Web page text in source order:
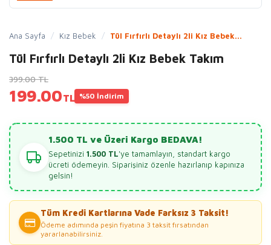
Ana Sayfa / Kız Bebek / Tül Fırfırlı Detaylı 2li Kız Bebek...
Tül Fırfırlı Detaylı 2li Kız Bebek Takım
399.00 TL
199.00TL %50 İndirim
1.500 TL ve Üzeri Kargo BEDAVA!
Sepetinizi 1.500 TL'ye tamamlayın, standart kargo
ücreti ödemeyin. Siparişiniz özenle hazırlanıp kapınıza
gelsin!
Tüm Kredi Kartlarına Vade Farksız 3 Taksit!
Ödeme adımında peşin fiyatına 3 taksit fırsatından
yararlanabilirsiniz.